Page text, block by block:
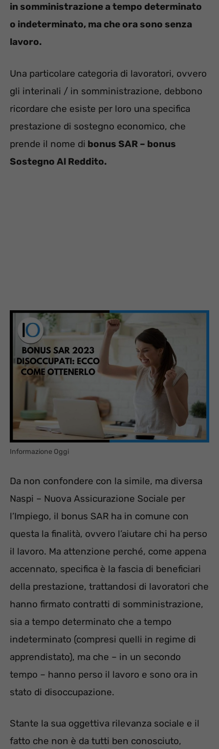
in somministrazione a tempo determinato
o indeterminato, ma che ora sono senza
lavoro.
Una particolare categoria di lavoratori, ovvero
gli interinali / in somministrazione, debbono
ricordare che esiste per loro una specifica
prestazione di sostegno economico, che
prende il nome di bonus SAR – bonus
Sostegno Al Reddito.
Informazione Oggi
Da non confondere con la simile, ma diversa
Naspi – Nuova Assicurazione Sociale per
l’Impiego, il bonus SAR ha in comune con
questa la finalità, ovvero l’aiutare chi ha perso
il lavoro. Ma attenzione perché, come appena
accennato, specifica è la fascia di beneficiari
della prestazione, trattandosi di lavoratori che
hanno firmato contratti di somministrazione,
sia a tempo determinato che a tempo
indeterminato (compresi quelli in regime di
apprendistato), ma che – in un secondo
tempo – hanno perso il lavoro e sono ora in
stato di disoccupazione.
Stante la sua oggettiva rilevanza sociale e il
fatto che non è da tutti ben conosciuto,